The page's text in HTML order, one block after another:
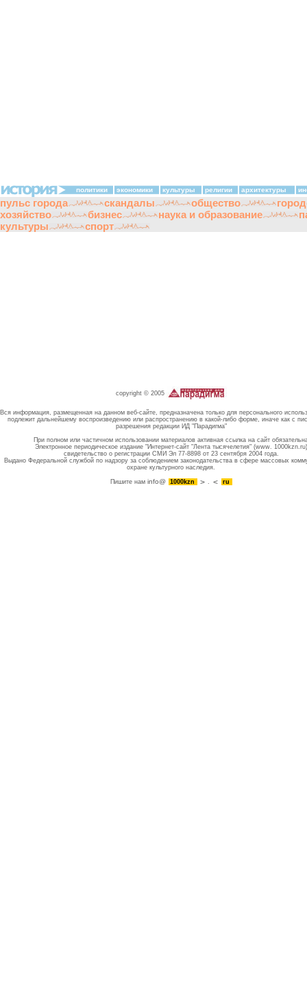
политики экономики культуры религии архитектуры
пульс города скандалы общество
хозяйство
бизнес наука и образование
культуры
спорт
copyright © 2005
Вся информация, размещенная на данном веб-сайте, предназначена только для персонального
подлежит дальнейшему воспроизведению или распространению в какой-либо форме, иначе как с
разрешения редакции ИД "Парадигма"
При полном или частичном использовании материалов активная ссылка на сайт
Электронное периодическое издание "Интернет-сайт "Лента тысячелетия" (www. 1000kzn.ru)
свидетельство о регистрации СМИ Эл 77-8898 от 23 сентября 2004 года.
Выдано Федеральной службой по надзору за соблюдением законодательства в сфере массовых
охране культурного наследия.
Пишите намinfo@ 1000kzn . ru